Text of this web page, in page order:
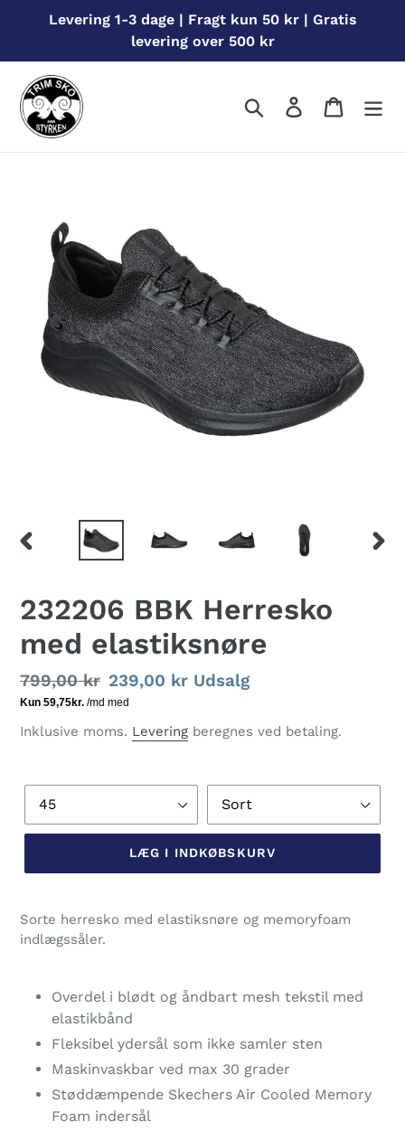
Levering 1-3 dage | Fragt kun 50 kr | Gratis
levering over 500 kr
Søg Log ind
FORRIGE
232206 BBK Herresko
med elastiksnøre
Normalpris
799,00 kr Udsalgspris
239,00 kr Udsalg
Inklusive moms. Levering beregnes ved betaling.
LÆG I INDKØBSKURV
produkt
i
Sorte herresko med elastiksnøre og memoryfoam
indlægssåler.
Overdel i blødt og åndbart mesh tekstil med
elastikbånd
Fleksibel ydersål som ikke samler sten
Maskinvaskbar ved max 30 grader
Støddæmpende Skechers Air Cooled Memory
Foam indersål